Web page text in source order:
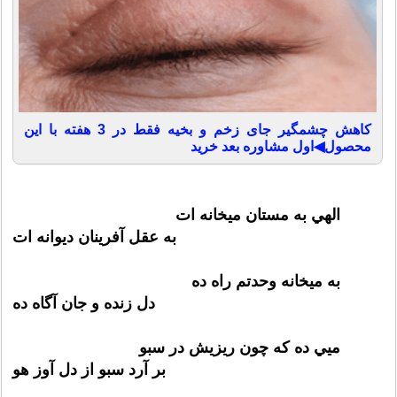
کاهش چشمگیر جای زخم و بخیه فقط در 3 هفته با این
محصول◀اول مشاوره بعد خرید
الهي به مستان ميخانه ات
به عقل آفرينان ديوانه ات
به میخانه وحدتم راه ده
دل زنده و جان آگاه ده
ميي ده كه چون ريزيش در سبو
بر آرد سبو از دل آوز هو